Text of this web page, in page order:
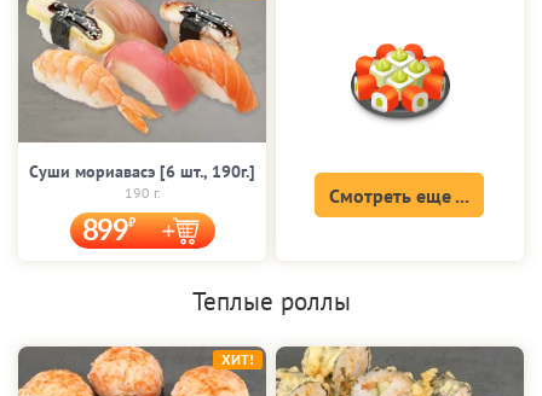
Суши мориавасэ [6 шт., 190г.]
190 г.
899
Смотреть еще ...
Теплые роллы
ХИТ!